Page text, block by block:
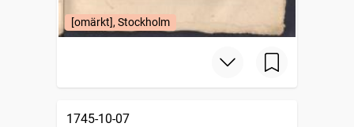
[omärkt], Stockholm
1745-10-07